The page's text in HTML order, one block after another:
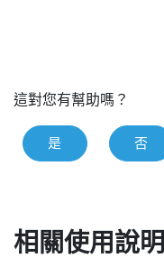
這對您有幫助嗎？
是 否
相關使用說明